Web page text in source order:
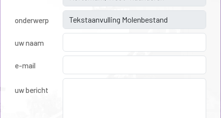
onderwerp
uw naam
e-mail
uw bericht